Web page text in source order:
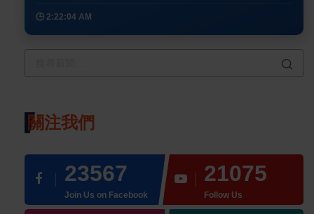
🕒 2:22:04 AM
關注我們
23567
Join Us on Facebook
21075
Follow Us